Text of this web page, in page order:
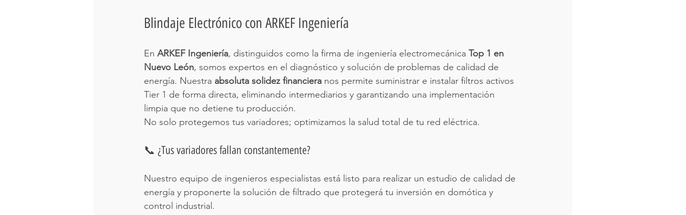
Blindaje Electrónico con ARKEF Ingeniería
En ARKEF Ingeniería, distinguidos como la firma de ingeniería electromecánica Top 1 en
Nuevo León, somos expertos en el diagnóstico y solución de problemas de calidad de
energía. Nuestra absoluta solidez financiera nos permite suministrar e instalar filtros activos
Tier 1 de forma directa, eliminando intermediarios y garantizando una implementación
limpia que no detiene tu producción.
No solo protegemos tus variadores; optimizamos la salud total de tu red eléctrica.
📞 ¿Tus variadores fallan constantemente?
Nuestro equipo de ingenieros especialistas está listo para realizar un estudio de calidad de
energía y proponerte la solución de filtrado que protegerá tu inversión en domótica y
control industrial.